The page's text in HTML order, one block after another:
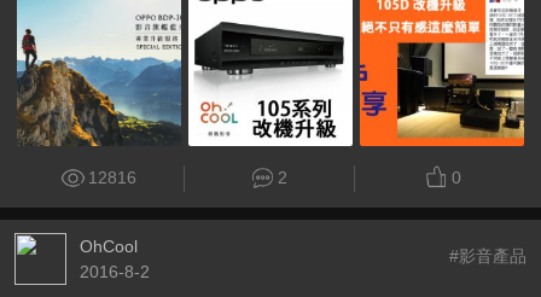
12816 2 0
OhCool
2016-8-2
#影音產品